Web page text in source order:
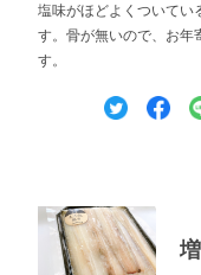
塩味がほどよくついてい
す。骨が無いので、お年
す。